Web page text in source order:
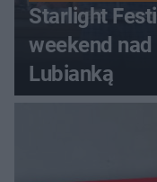
Starlight
weekend
Lubianką